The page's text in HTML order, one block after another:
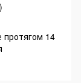
протягом 14